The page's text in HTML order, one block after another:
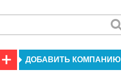
ДОБАВИТЬ КОМПАНИЮ